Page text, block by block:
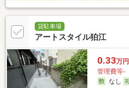
貸駐車場
アートスタイル狛江
0.33万円
管理費等-
なし